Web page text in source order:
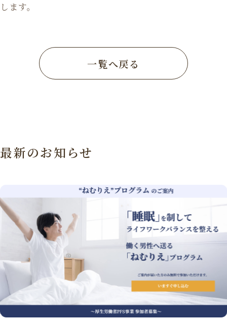
します。
一覧へ戻る
最新のお知らせ